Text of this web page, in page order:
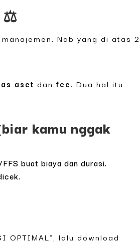
⚖️
Nab yang di atas 2
aset danfee. Dua hal itu
kamu nggak
buat biaya dan durasi.
OPTIMAL”, lalu download